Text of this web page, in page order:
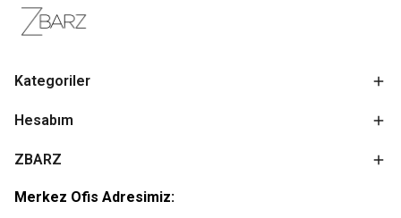
Kategoriler
Hesabım
ZBARZ
Merkez Ofis Adresimiz: